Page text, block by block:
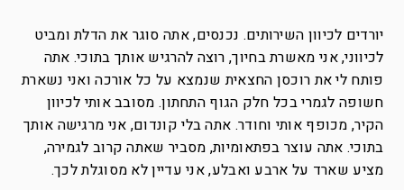
יורדים לכיוון השירותים. נכנסים, אתה סוגר את הדלת ומביט
לכיווני, אני מאשרת בחיוך, רוצה להרגיש אותך בתוכי. אתה
פותח לי את רוכסן החצאית שנמצא על כל אורכה ואני נשארת
חשופה לגמרי בכל חלק הגוף התחתון. מסובב אותי לכיוון
הקיר, מכופף אותי וחודר. אתה בלי קונדום, אני מרגישה אותך
בתוכי. אתה עוצר בפתאומיות, מסביר שאתה קרוב לגמירה,
מציע שארד על ארבע ואבלע, אני עדיין לא מסוגלת לכך.